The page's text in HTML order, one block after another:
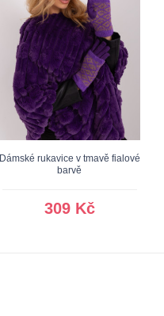
Dámské rukavice v tmavě fialové
barvě
309 Kč